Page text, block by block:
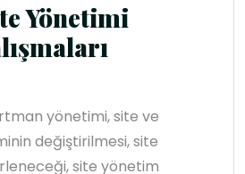
Yönetimi
yönetimi, site ve
değiştirilmesi, site
site yönetim